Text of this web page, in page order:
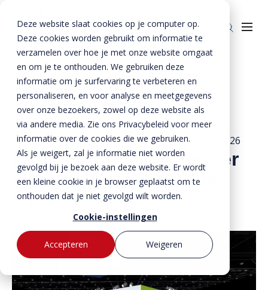
Deze website slaat cookies op je computer op.
Deze cookies worden gebruikt om informatie te
verzamelen over hoe je met onze website omgaat
en om je te onthouden. We gebruiken deze
informatie om je surfervaring te verbeteren en
personaliseren, en voor analyse en meetgegevens
over onze bezoekers, zowel op deze website als
via andere media. Zie ons Privacybeleid voor meer
informatie over de cookies die we gebruiken.
Als je weigert, zal je informatie niet worden
gevolgd bij je bezoek aan deze website. Er wordt
een kleine cookie in je browser geplaatst om te
onthouden dat je niet gevolgd wilt worden.
Cookie-instellingen
Accepteren
Weigeren
Bestekservice
Downloads
Producten
Enkelkerende keerwanden
Dubbelkerende keerwanden
Zwaarbelastbare keerwanden
Zwaluwwanden
Bloktraptreden
Oplossingen
Infra & Openbare ruimte
Sport & Recreatie
Op- en overslag
Waterkeringen
BTE Groep
Onze verhalen
Over ons
Duurzaamheid
MVO
Home
Nieuws
Kemper als standhouder aanwezig op Vakbeurs
Openbare Ruimte
20 september 2018- Bijgewerkt op23 januari 2026
Kemper als standhouder
aanwezig op Vakbeurs
Openbare Ruimte